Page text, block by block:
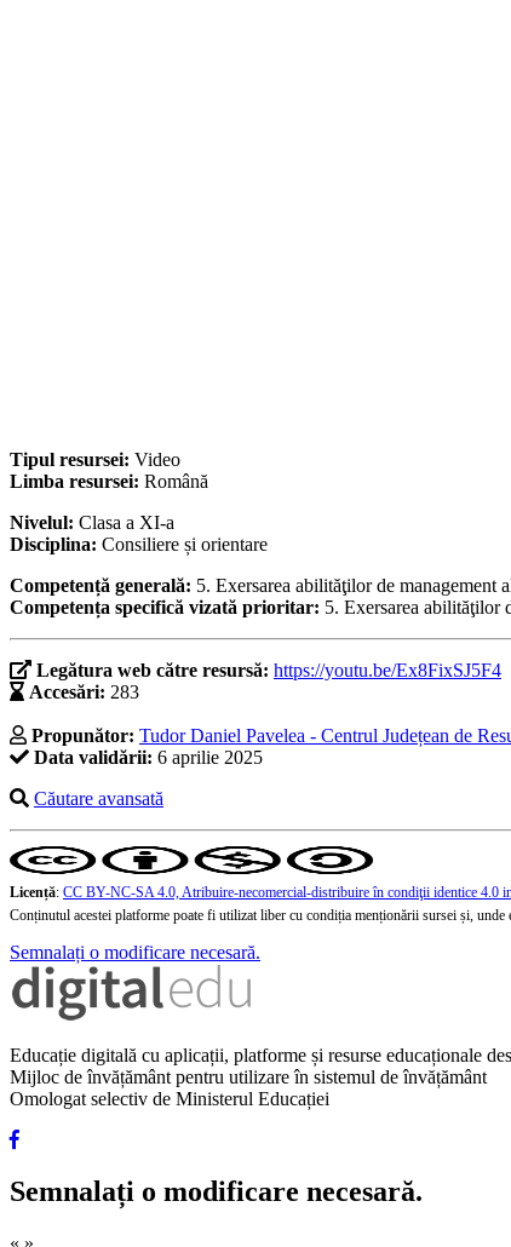
Tipul resursei: Video
Limba resursei: Română
Nivelul: Clasa a XI-a
Disciplina: Consiliere și orientare
Competență generală: 5. Exersarea abilităţilor de management
Competența specifică vizată prioritar: 5. Exersarea abilităţilor
Legătura web către resursă: https://youtu.be/Ex8FixSJ5F4
Accesări: 283
Propunător: Tudor Daniel Pavelea - Centrul Județean de
Data validării: 6 aprilie 2025
Căutare avansată
Licență: CC BY-NC-SA 4.0, Atribuire-necomercial-distribuire în condiţii identice 4.0
Conținutul acestei platforme poate fi utilizat liber cu condiția menționării sursei și,
Semnalați o modificare necesară.
Educație digitală cu aplicații, platforme și resurse educaționale
Mijloc de învățământ pentru utilizare în sistemul de învățământ
Omologat selectiv de Ministerul Educației
Semnalați o modificare necesară.